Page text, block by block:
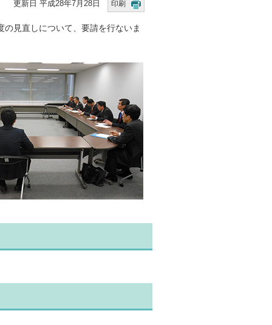
更新日 平成28年7月28日 印刷
見直しについて、要請を行ないま